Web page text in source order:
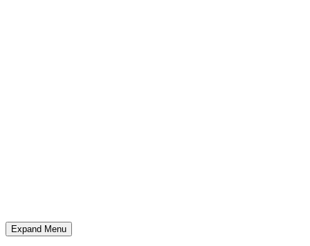
Expand Menu